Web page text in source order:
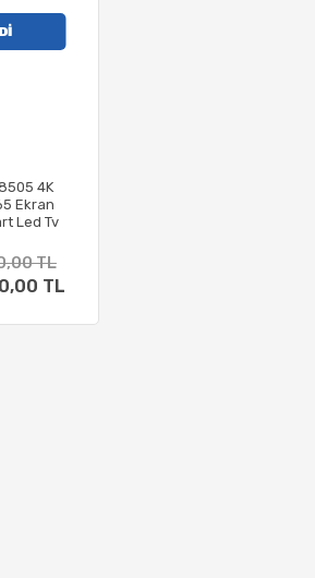
4K
Ekran
Led Tv
TL
TL